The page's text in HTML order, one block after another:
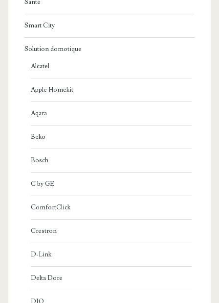
Santé
Smart City
Solution domotique
Alcatel
Apple Homekit
Aqara
Beko
Bosch
C by GE
ComfortClick
Crestron
D-Link
Delta Dore